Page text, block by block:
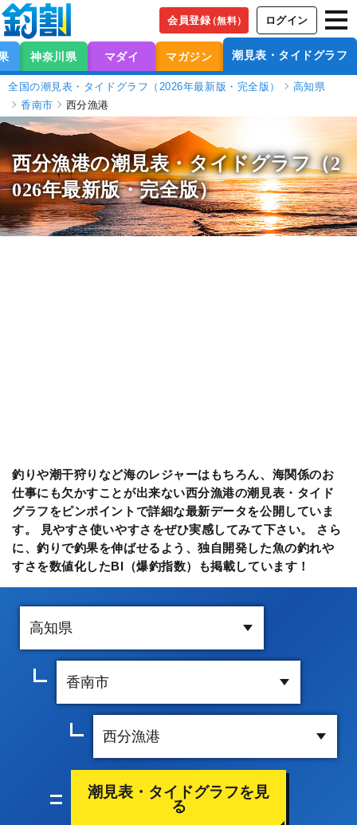
会員登録（無料） ログイン
神奈川県 マダイ マガジン 潮見表・タイドグラフ
全国の潮見表・タイドグラフ（2026年最新版・完全版）
高知県
香南市
西分漁港
西分漁港の潮見表・タイドグラフ（2
026年最新版・完全版）
釣りや潮干狩りなど海のレジャーはもちろん、海関係のお
仕事にも欠かすことが出来ない西分漁港の潮見表・タイド
グラフをピンポイントで詳細な最新データを公開していま
す。 見やすさ使いやすさをぜひ実感してみて下さい。 さら
に、釣りで釣果を伸ばせるよう、独自開発した魚の釣れや
すさを数値化したBI（爆釣指数）も掲載しています！
潮見表・タイドグラフを見
る